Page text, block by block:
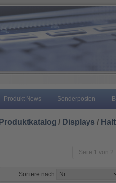
Produkt News Sonderposten
Produktkatalog / Displays /
Seite 1 von 2
Sortiere nach